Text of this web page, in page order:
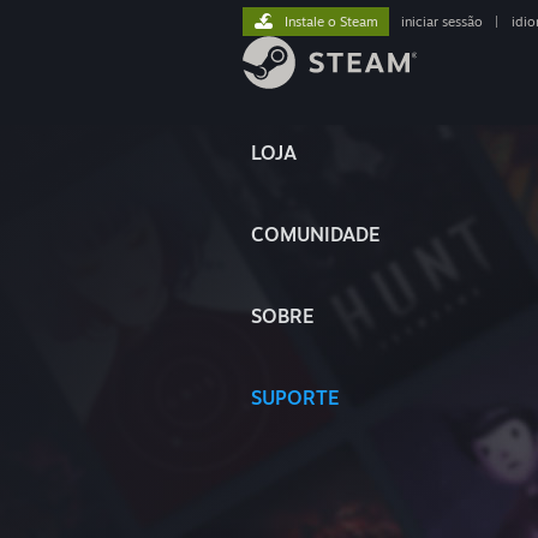
LOJA
COMUNIDADE
SOBRE
SUPORTE
Instale o Steam iniciar sessão